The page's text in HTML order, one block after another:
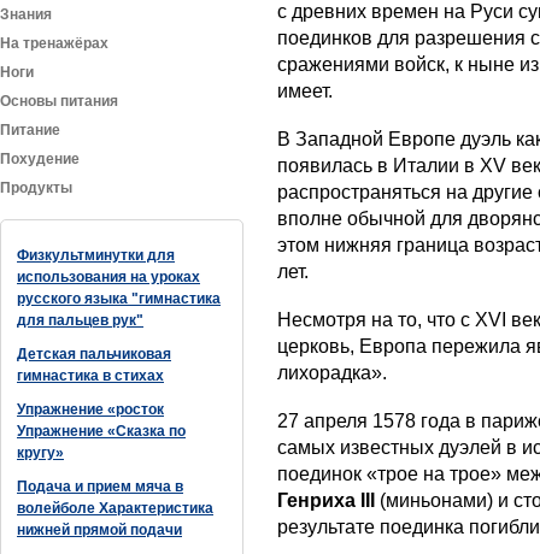
Знания
На тренажёрах
Ноги
Основы питания
Питание
Похудение
Продукты
Физкультминутки для
использования на уроках
русского языка "гимнастика
для пальцев рук"
Детская пальчиковая
гимнастика в стихах
Упражнение «росток
Упражнение «Сказка по
кругу»
Подача и прием мяча в
волейболе Характеристика
нижней прямой подачи
с древних времен на Руси
поединков для разрешения
сражениями войск, к ныне
имеет.
В Западной Европе дуэль
появилась в Италии в XV
распространяться на
вполне обычной для
этом нижняя граница
лет.
Несмотря на то, что с XVI
церковь, Европа пережила
лихорадка».
27 апреля 1578 года в
самых известных дуэлей в
поединок «трое на трое»
Генриха III (миньонами) и
результате поединка